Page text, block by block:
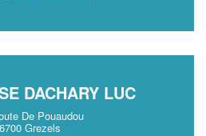
DACHARY LUC
De Pouaudou
Grezels